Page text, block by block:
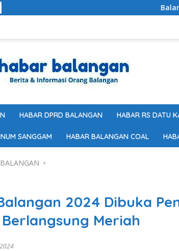
Balangan Raih Prestasi
HABAR DPRD BALANGAN HABAR RS DATU
SANGGAM HABAR BALANGAN COAL
2024 Dibuka
Meriah